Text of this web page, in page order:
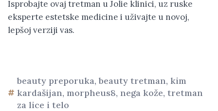
Isprobajte ovaj tretman u Jolie klinici, uz ruske
eksperte estetske medicine i uživajte u novoj,
lepšoj verziji vas.
beauty preporuka,beauty tretman, kim
kardašijan, morpheus8, nega kože, tretman
za lice i telo